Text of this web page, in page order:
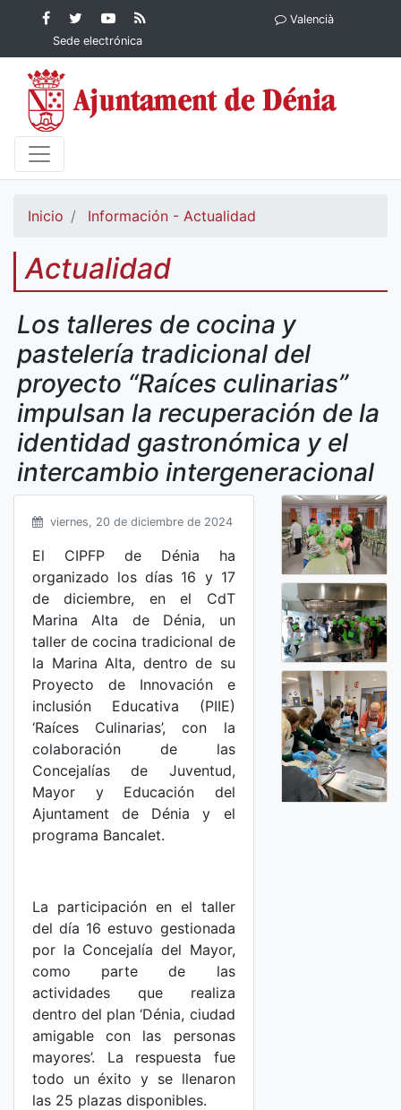
Contenido principalFacebook
Ayuntamiento de
Dénia
Ayuntamiento
de Dénia
YouTube
Ayuntamiento
de Dénia
Ayuntamiento
Sede electrónica
Valencià
Inicio Información - Actualidad
Actualidad
Los talleres de cocina y
pastelería tradicional del
proyecto “Raíces culinarias”
impulsan la recuperación de la
identidad gastronómica y el
intercambio intergeneracional
viernes, 20 de diciembre de 2024
El CIPFP de Dénia ha
organizado los días 16 y 17
de diciembre, en el CdT
Marina Alta de Dénia, un
taller de cocina tradicional de
la Marina Alta, dentro de su
Proyecto de Innovación e
inclusión Educativa (PIIE)
‘Raíces Culinarias’, con la
colaboración de las
Concejalías de Juventud,
Mayor y Educación del
Ajuntament de Dénia y el
programa Bancalet.
La participación en el taller
del día 16 estuvo gestionada
por la Concejalía del Mayor,
como parte de las
actividades que realiza
dentro del plan ‘Dénia, ciudad
amigable con las personas
mayores’. La respuesta fue
todo un éxito y se llenaron
las 25 plazas disponibles.